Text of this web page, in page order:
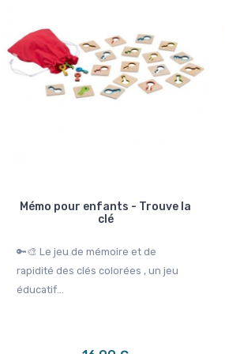
€ 125,99 € 114,99 €
Mémo pour enfants - Trouve la
clé
🔑🎨 Le jeu de mémoire et de
rapidité des clés colorées , un jeu
éducatif...